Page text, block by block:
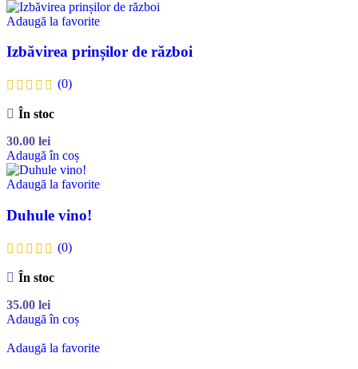
Adaugă la favorite
Izbăvirea prinșilor de război
(0)
În stoc
30.00 lei
Adaugă în coș
Adaugă la favorite
Duhule vino!
(0)
În stoc
35.00 lei
Adaugă în coș
Adaugă la favorite